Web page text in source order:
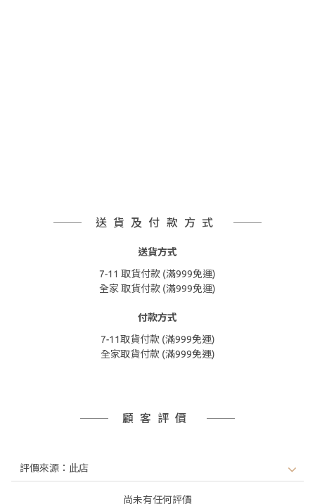
送貨及付款方式
送貨方式
7-11 取貨付款 (滿999免運)
全家 取貨付款 (滿999免運)
付款方式
7-11取貨付款 (滿999免運)
全家取貨付款 (滿999免運)
顧客評價
尚未有任何評價